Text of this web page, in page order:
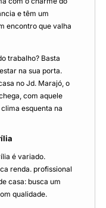
e têm um
encontro que valha
trabalho? Basta
na sua porta.
no Jd. Marajó, o
com aquele
esquenta na
é variado.
renda. profissional
casa: busca um
qualidade.